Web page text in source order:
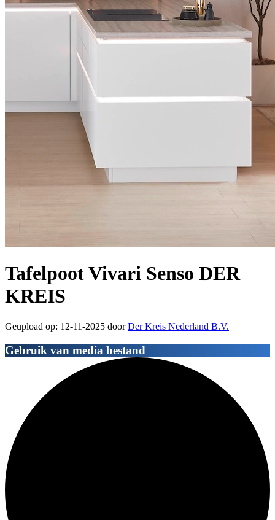
Tafelpoot Vivari Senso DER
KREIS
Geupload op: 12-11-2025 doorDer Kreis Nederland B.V.
Gebruik van media bestand